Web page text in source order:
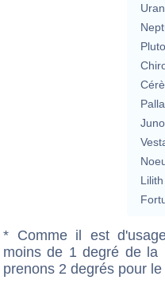
Lilith
* Comme il est
moins de 1 degré de la
prenons 2 degrés pour